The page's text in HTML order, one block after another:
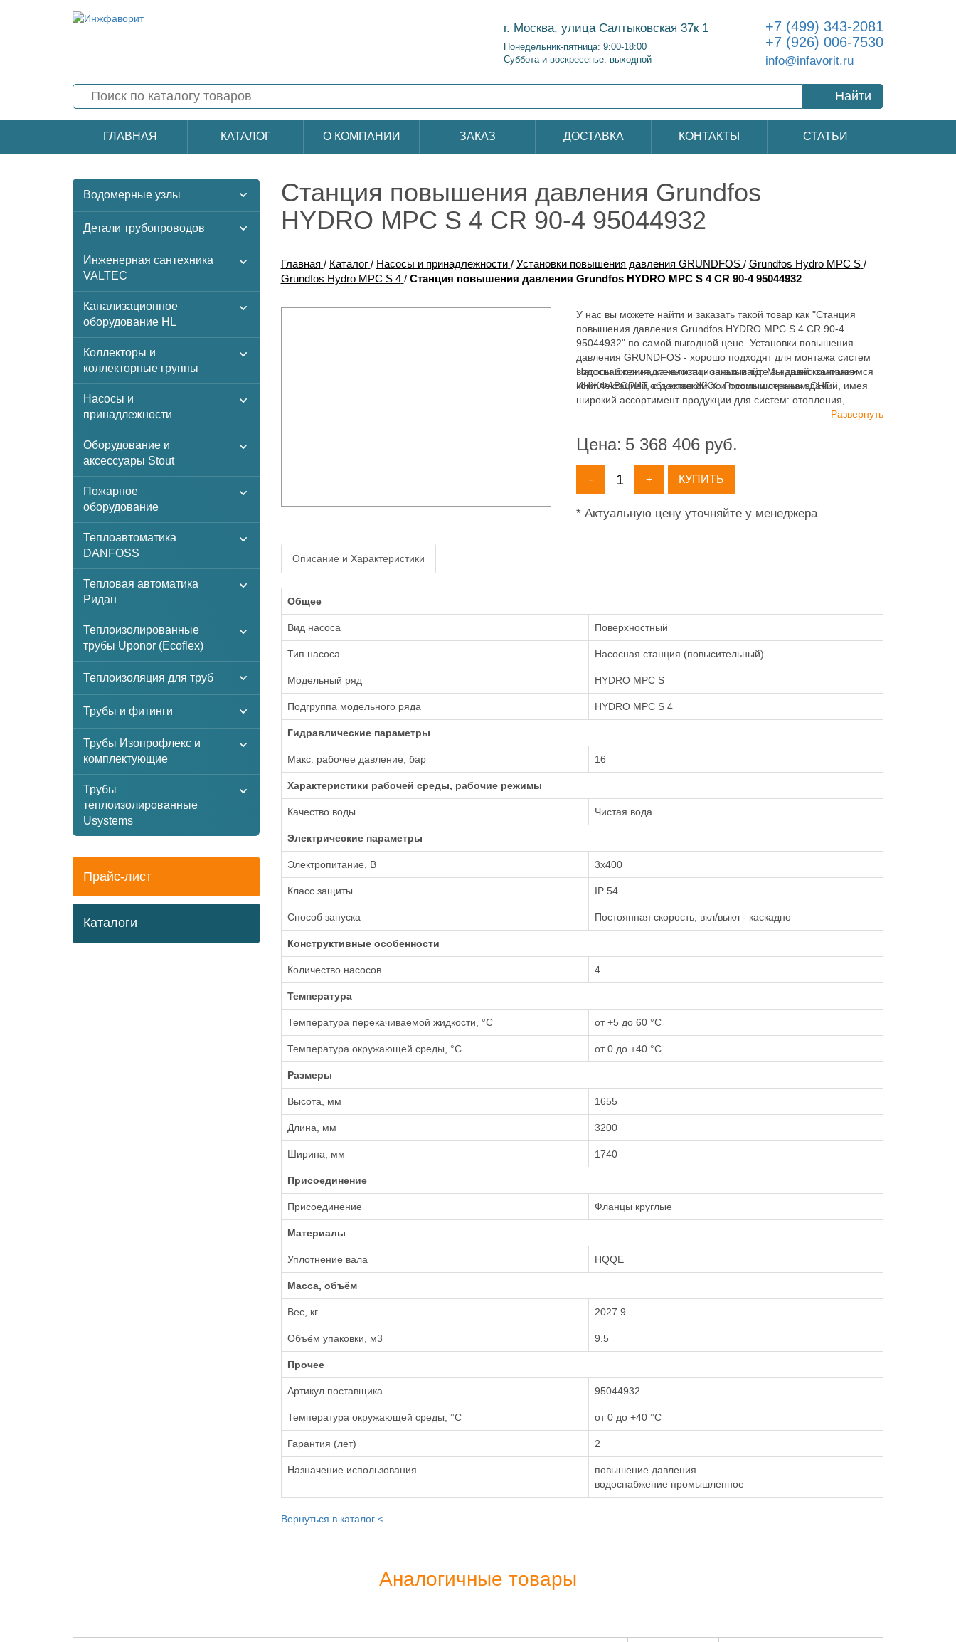
г. Москва, улица Салтыковская 37к 1
Понедельник-пятница: 9:00-18:00
Суббота и воскресенье: выходной
+7 (499) 343-2081
+7 (926) 006-7530
info@infavorit.ru
Найти
ГЛАВНАЯ КАТАЛОГ О КОМПАНИИ ЗАКАЗ ДОСТАВКА КОНТАКТЫ СТАТЬИ
Водомерные узлы
Детали трубопроводов
Инженерная сантехника
VALTEC
Канализационное
оборудование HL
Коллекторы и
коллекторные группы
Насосы и
принадлежности
Оборудование и
аксессуары Stout
Пожарное
оборудование
Теплоавтоматика
DANFOSS
Тепловая автоматика
Ридан
Теплоизолированные
трубы Uponor (Ecoflex)
Теплоизоляция для труб
Трубы и фитинги
Трубы Изопрофлекс и
комплектующие
Трубы
теплоизолированные
Usystems
Прайс-лист
Каталоги
Станция повышения давления Grundfos
HYDRO MPC S 4 CR 90-4 95044932
Главная / Каталог / Насосы и принадлежности / Установки повышения давления GRUNDFOS / Grundfos Hydro MPC S /
Grundfos Hydro MPC S 4 / Станция повышения давления Grundfos HYDRO MPC S 4 CR 90-4 95044932
У нас вы можете найти и заказать такой товар как "Станция
повышения давления Grundfos HYDRO MPC S 4 CR 90-4
95044932" по самой выгодной цене. Установки повышения
давления GRUNDFOS - хорошо подходят для монтажа систем
водоснабжения, канализационных и т.д. Мы давно занимаемся
комплектацией объектов ЖКХ и промышленных зданий, имея
широкий ассортимент продукции для систем: отопления,
Насосы и принадлежности - заказывайте в нашей компании
ИНЖФАВОРИТ, с доставкой по России и странам СНГ.
Развернуть
Цена: 5 368 406руб.
- + КУПИТЬ
* Актуальную цену уточняйте у менеджера
Описание и Характеристики
Общее
Вид насоса Поверхностный
Тип насоса Насосная станция (повысительный)
Модельный ряд HYDRO MPC S
Подгруппа модельного ряда HYDRO MPC S 4
Гидравлические параметры
Макс. рабочее давление, бар 16
Xарактеристики рабочей среды, рабочие режимы
Качество воды Чистая вода
Электрические параметры
Электропитание, В 3х400
Класс защиты IP 54
Способ запуска Постоянная скорость, вкл/выкл - каскадно
Конструктивные особенности
Количество насосов 4
Температура
Температура перекачиваемой жидкости, °С от +5 до 60 °С
Температура окружающей среды, °С от 0 до +40 °С
Размеры
Высота, мм 1655
Длина, мм 3200
Ширина, мм 1740
Присоединение
Присоединение Фланцы круглые
Материалы
Уплотнение вала HQQE
Масса, объём
Вес, кг 2027.9
Объём упаковки, м3 9.5
Прочее
Артикул поставщика 95044932
Температура окружающей среды, °С от 0 до +40 °С
Гарантия (лет) 2
Назначение использования
повышение давления
водоснабжение промышленное
Вернуться в каталог <
Аналогичные товары